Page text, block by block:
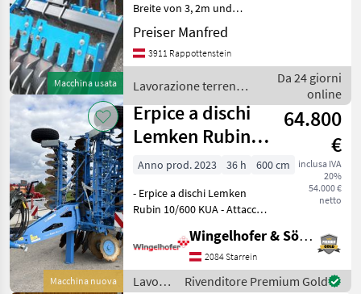
Macchina usata
Breite von 3, 2m und
Scheibendurchmesser 600
mm mit hydraulischer
Arbeitstiefeneinstellung mit
und Licht in sehr
Preiser Manfred
3911 Rappottenstein
Lavorazione terreno /
Intertech
Da 24 giorni
online
Macchina nuova
Erpice a dischi
Lemken Rubin
10/600 KUA
64.800
€
inclusa IVA
20%
54.000 €
netto
Anno prod. 2023 36 h
600 cm
- Erpice a dischi Lemken
Rubin 10/600 KUA - Attacco:
- Impianto frenante:
impianto pneumatico a due
linee - Distanza tra i dischi:
1, 2 m
Wingelhofer & Söhne GmbH
2084 Starrein
LavorazioneRivenditore Premium Gold